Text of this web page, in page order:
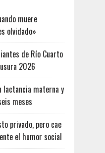
muere
olvidado»
de Río Cuarto
2026
lactancia materna y
meses
privado, pero cae
el humor social